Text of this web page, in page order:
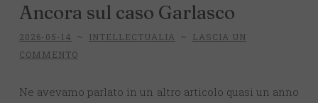
Ancora sul caso Garlasco
2026-05-14 ~ INTELLECTUALIA ~
LASCIA UN
COMMENTO
Ne avevamo parlato in un altro articolo quasi un anno